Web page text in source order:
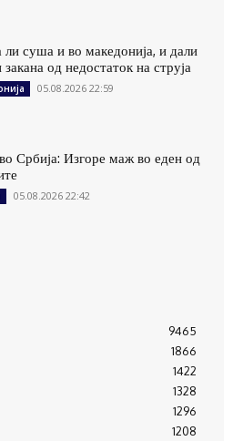
суша и во македонија, и дали
од недостаток на струја
05.08.2026 22:59
Србија: Изгоре маж во еден од
05.08.2026 22:42
9465
1866
1422
1328
1296
1208